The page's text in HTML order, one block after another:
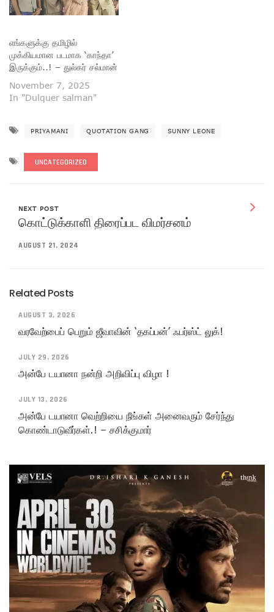
எங்களுக்கு தமிழில்
முக்கியமான படமாக ‘காந்தா’
இருக்கும்..! – துல்கர் சல்மான்
November 7, 2025
In "Dulquer salman"
PRIYAMANI QUOTATION GANG SUNNY LEONE
UNCATEGORIZED
NEXT POST
கொட்டுக்காளி திரைப்பட விமர்சனம்
AUGUST 21, 2024
Related Posts
AUGUST 3, 2026
வரவேற்பைப் பெறும் ஜீவாவின் ‘தகப்பன்’ ஃபர்ஸ்ட் லுக்!
JULY 29, 2026
அன்பே டயானா நன்றி அறிவிப்பு விழா !
JULY 13, 2026
அன்பே டயானா வெற்றியை நீங்கள் அனைவரும் சேர்ந்து
கொண்டாடுவீர்கள்.! – சசிக்குமார்